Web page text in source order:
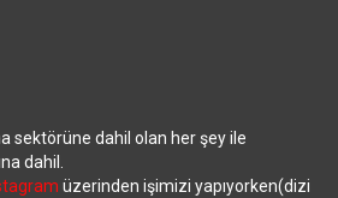
sektörüne dahil olan her şey ile
dahil.
üzerinden işimizi yapıyorken(dizi